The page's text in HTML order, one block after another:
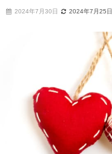
2024年7月30日 2024年7月25日